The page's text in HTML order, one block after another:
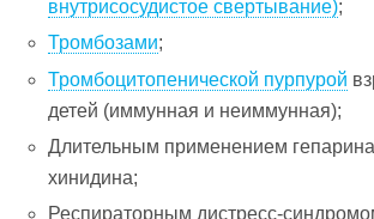
внутрисосудистое свертывание);
Тромбозами;
Тромбоцитопенической пурпурой
детей (иммунная и неиммунная);
Длительным применением
хинидина;
Респираторным дистресс-